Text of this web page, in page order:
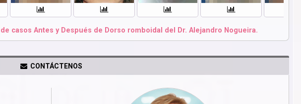
casos Antes y Después de Dorso romboidal del Dr. Alejandro Nogueira.
CONTÁCTENOS